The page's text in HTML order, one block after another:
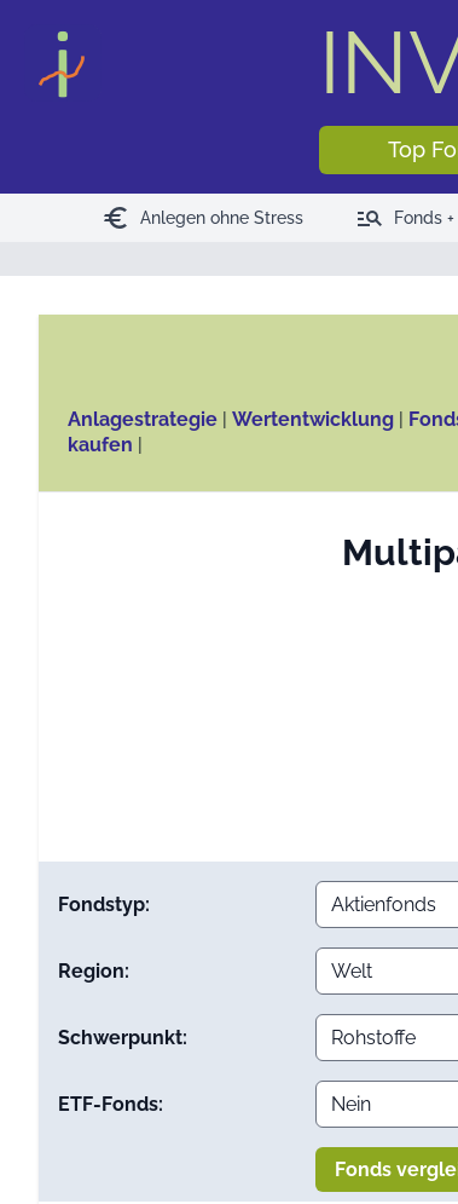
Top
euro Anlegen ohne Stress manage_search Fonds +
Anlagestrategie | Wertentwicklung |
kaufen |
Fondstyp:
Region:
Schwerpunkt:
ETF-Fonds:
Fonds